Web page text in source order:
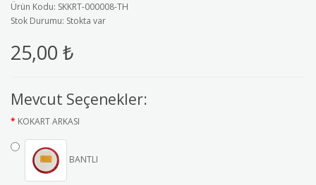
Ürün Kodu: SKKRT-000008-TH
Stok Durumu: Stokta var
25,00 ₺
Mevcut Seçenekler:
KOKART ARKASI
BANTLI